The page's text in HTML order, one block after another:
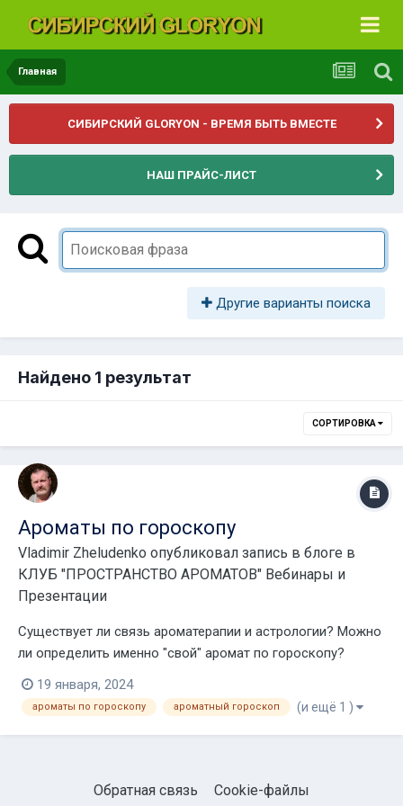
Главная
СИБИРСКИЙ GLORYON - ВРЕМЯ БЫТЬ ВМЕСТЕ
НАШ ПРАЙС-ЛИСТ
Другие варианты поиска
Найдено 1 результат
СОРТИРОВКА
Ароматы по гороскопу
Vladimir Zheludenko опубликовал запись в блоге в
КЛУБ "ПРОСТРАНСТВО АРОМАТОВ" Вебинары и
Презентации
Существует ли связь ароматерапии и астрологии? Можно
ли определить именно "свой" аромат по гороскопу?
Современные астрологи утверждают, что обладают
сокровенными знаниями по части, касающейся перечня
эфирных масел, подходящих каждому из знаков Зодиака.
Проведенные ароматерапевтами тесты во многом по...
19 января, 2024
ароматы по гороскопу ароматный гороскоп (и ещё 1 )
Обратная связь Cookie-файлы